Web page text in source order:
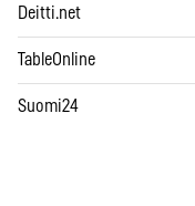
Deitti.net
TableOnline
Suomi24